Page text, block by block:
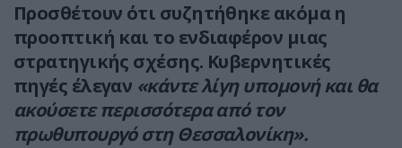
Προσθέτουν ότι συζητήθηκε ακόμα η
προοπτική και το ενδιαφέρον μιας
στρατηγικής σχέσης. Κυβερνητικές
πηγές έλεγαν «κάντε λίγη υπομονή και θα
ακούσετε περισσότερα από τον
πρωθυπουργό στη Θεσσαλονίκη».